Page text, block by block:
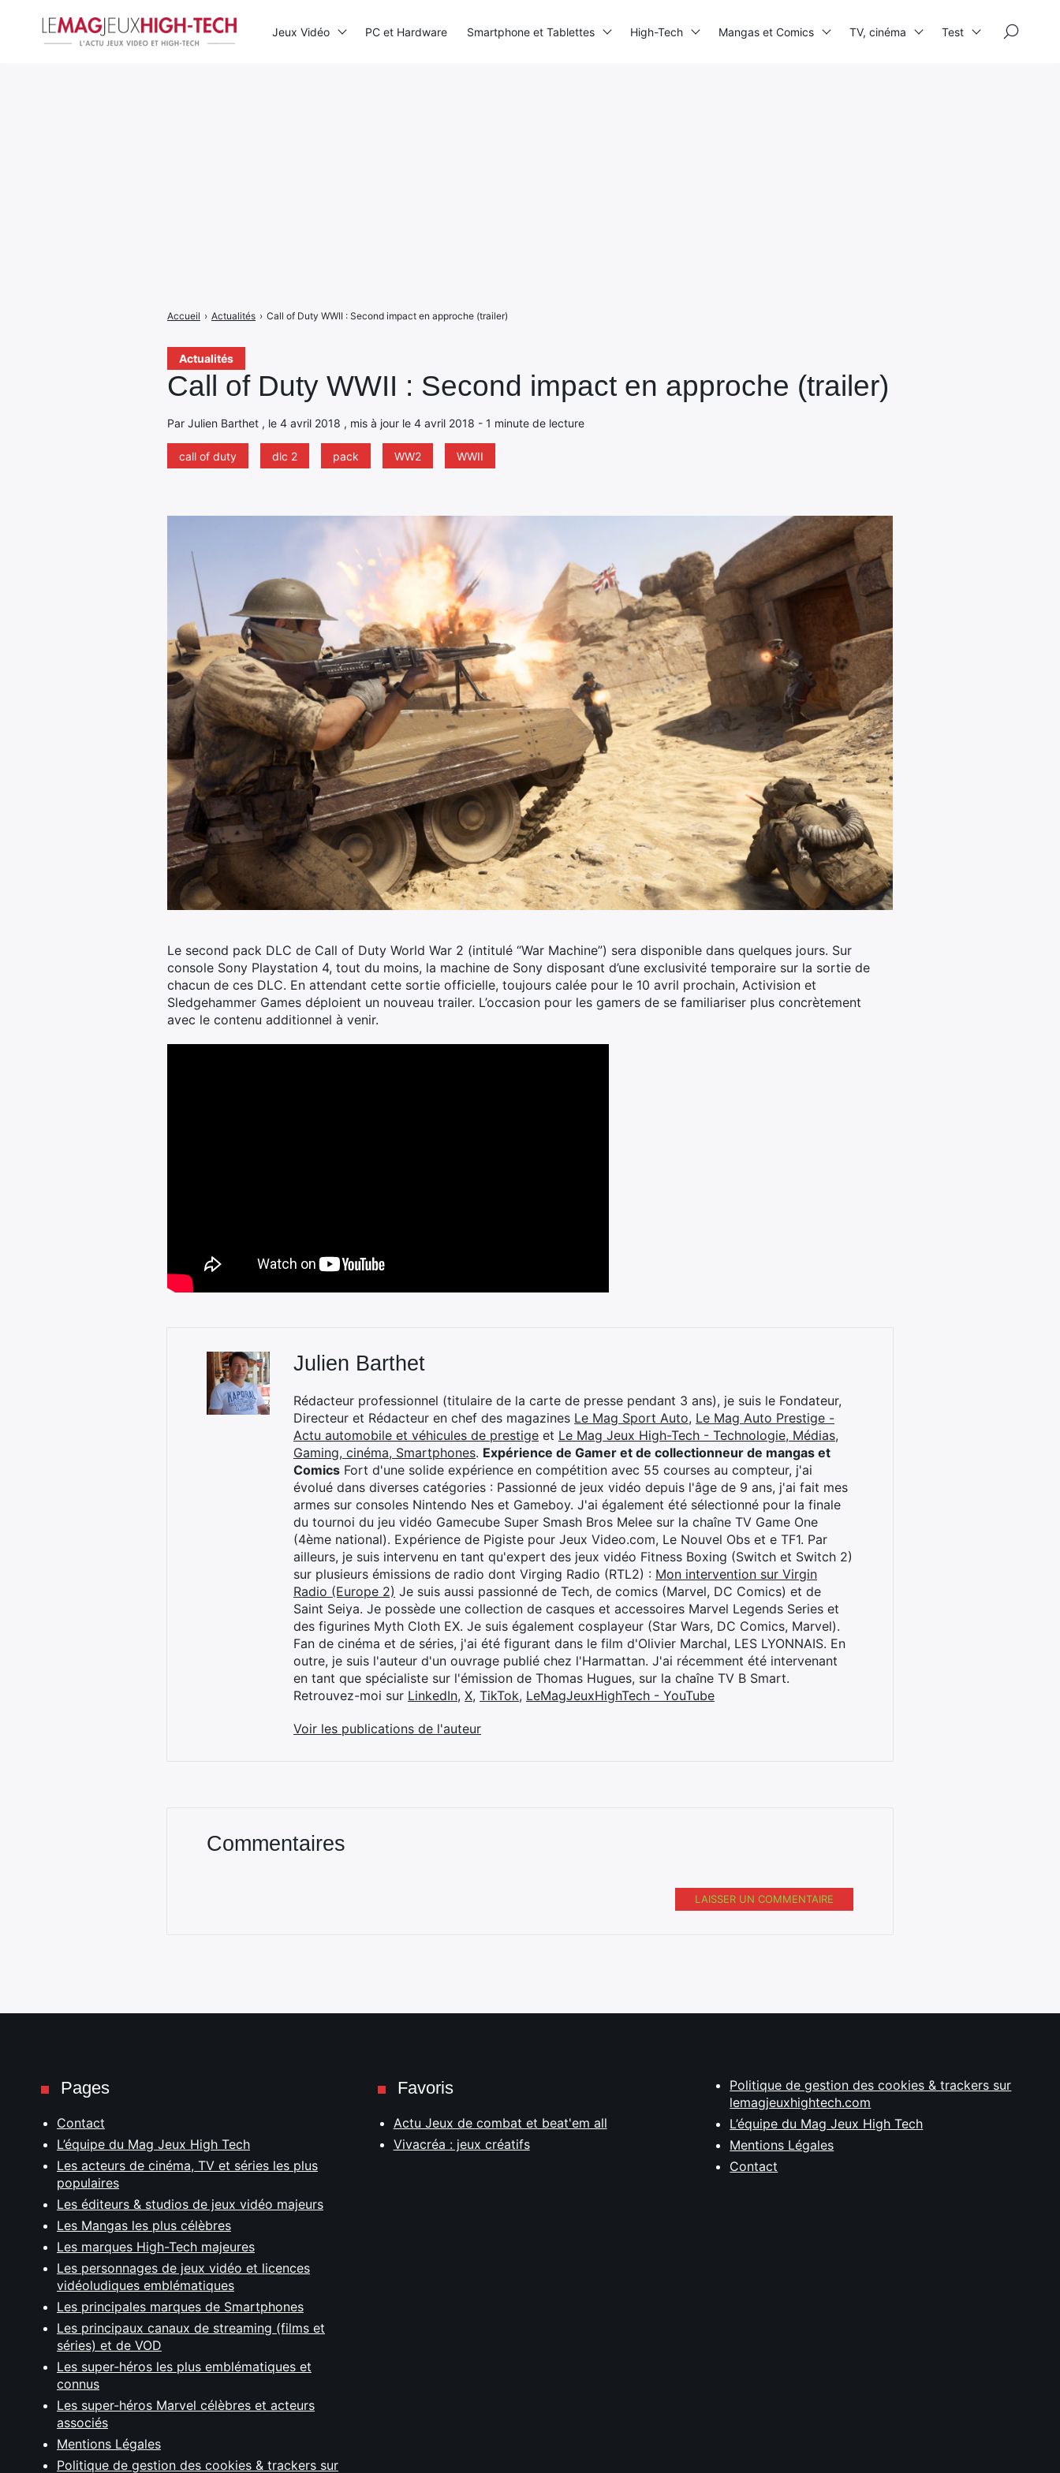
Actualités
Call of Duty WWII : Second impact en approche (trailer)
Par Julien Barthet , le 4 avril 2018 , mis à jour le 4 avril 2018 - 1 minute de lecture
call of duty dlc 2 pack WW2 WWII
Accueil › Actualités › Call of Duty WWII : Second impact en approche (trailer)
Le second pack DLC de Call of Duty World War 2 (intitulé “War Machine”) sera disponible dans quelques jours. Sur
console Sony Playstation 4, tout du moins, la machine de Sony disposant d’une exclusivité temporaire sur la sortie de
chacun de ces DLC. En attendant cette sortie officielle, toujours calée pour le 10 avril prochain, Activision et
Sledgehammer Games déploient un nouveau trailer. L’occasion pour les gamers de se familiariser plus concrètement
avec le contenu additionnel à venir.
Julien Barthet
Rédacteur professionnel (titulaire de la carte de presse pendant 3 ans), je suis le Fondateur,
Directeur et Rédacteur en chef des magazines Le Mag Sport Auto, Le Mag Auto Prestige -
Actu automobile et véhicules de prestige et Le Mag Jeux High-Tech - Technologie, Médias,
Gaming, cinéma, Smartphones. Expérience de Gamer et de collectionneur de mangas et
Comics Fort d'une solide expérience en compétition avec 55 courses au compteur, j'ai
évolué dans diverses catégories : Passionné de jeux vidéo depuis l'âge de 9 ans, j'ai fait mes
armes sur consoles Nintendo Nes et Gameboy. J'ai également été sélectionné pour la finale
du tournoi du jeu vidéo Gamecube Super Smash Bros Melee sur la chaîne TV Game One
(4ème national). Expérience de Pigiste pour Jeux Video.com, Le Nouvel Obs et e TF1. Par
ailleurs, je suis intervenu en tant qu'expert des jeux vidéo Fitness Boxing (Switch et Switch 2)
sur plusieurs émissions de radio dont Virging Radio (RTL2) : Mon intervention sur Virgin
Radio (Europe 2) Je suis aussi passionné de Tech, de comics (Marvel, DC Comics) et de
Saint Seiya. Je possède une collection de casques et accessoires Marvel Legends Series et
des figurines Myth Cloth EX. Je suis également cosplayeur (Star Wars, DC Comics, Marvel).
Fan de cinéma et de séries, j'ai été figurant dans le film d'Olivier Marchal, LES LYONNAIS. En
outre, je suis l'auteur d'un ouvrage publié chez l'Harmattan. J'ai récemment été intervenant
en tant que spécialiste sur l'émission de Thomas Hugues, sur la chaîne TV B Smart.
Retrouvez-moi sur LinkedIn, X, TikTok, LeMagJeuxHighTech - YouTube
Voir les publications de l'auteur
Commentaires
LAISSER UN COMMENTAIRE
Jeux Vidéo PC et Hardware Smartphone et Tablettes High-Tech Mangas et Comics TV, cinéma Test
Pages
Contact
L’équipe du Mag Jeux High Tech
Les acteurs de cinéma, TV et séries les plus
populaires
Les éditeurs & studios de jeux vidéo majeurs
Les Mangas les plus célèbres
Les marques High-Tech majeures
Les personnages de jeux vidéo et licences
vidéoludiques emblématiques
Les principales marques de Smartphones
Les principaux canaux de streaming (films et
séries) et de VOD
Les super-héros les plus emblématiques et
connus
Les super-héros Marvel célèbres et acteurs
associés
Mentions Légales
Politique de gestion des cookies & trackers sur
Favoris
Actu Jeux de combat et beat'em all
Vivacréa : jeux créatifs
Politique de gestion des cookies & trackers sur
lemagjeuxhightech.com
L’équipe du Mag Jeux High Tech
Mentions Légales
Contact